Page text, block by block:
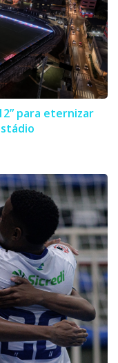
para eternizar